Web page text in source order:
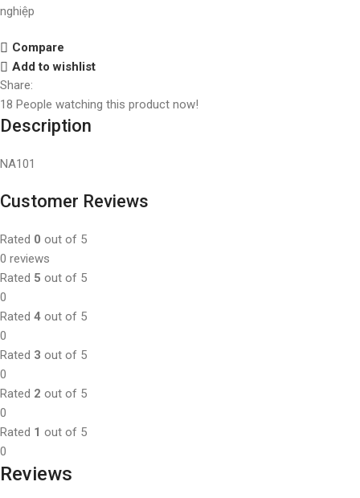
nghiệp
Compare
Add to wishlist
Share:
18 People watching this product now!
Description
NA101
Customer Reviews
Rated 0 out of 5
0 reviews
Rated 5 out of 5
0
Rated 4 out of 5
0
Rated 3 out of 5
0
Rated 2 out of 5
0
Rated 1 out of 5
0
Reviews